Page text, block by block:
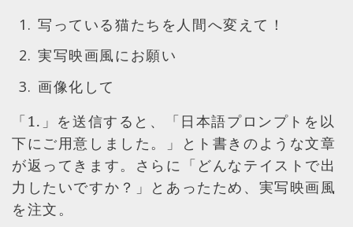
写っている猫たちを人間へ変えて！
実写映画風にお願い
画像化して
「1.」を送信すると、「日本語プロンプトを以
下にご用意しました。」とト書きのような文章
が返ってきます。さらに「どんなテイストで出
力したいですか？」とあったため、実写映画風
を注文。